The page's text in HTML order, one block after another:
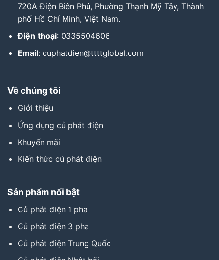
720A Điện Biên Phủ, Phường Thạnh Mỹ Tây, Thành
phố Hồ Chí Minh, Việt Nam.
Điện thoại: 0335504606
Email: cuphatdien@ttttglobal.com
Về chúng tôi
Giới thiệu
Ứng dụng củ phát điện
Khuyến mãi
Kiến thức củ phát điện
Sản phẩm nổi bật
Củ phát điện 1 pha
Củ phát điện 3 pha
Củ phát điện Trung Quốc